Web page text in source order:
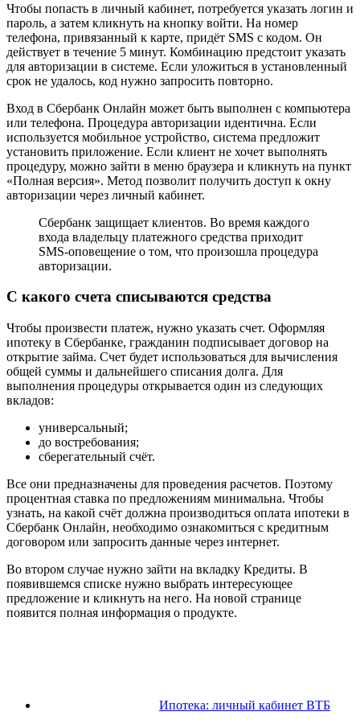
Чтобы попасть в личный кабинет, потребуется указать логин и
пароль, а затем кликнуть на кнопку войти. На номер
телефона, привязанный к карте, придёт SMS с кодом. Он
действует в течение 5 минут. Комбинацию предстоит указать
для авторизации в системе. Если уложиться в установленный
срок не удалось, код нужно запросить повторно.
Вход в Сбербанк Онлайн может быть выполнен с компьютера
или телефона. Процедура авторизации идентична. Если
используется мобильное устройство, система предложит
установить приложение. Если клиент не хочет выполнять
процедуру, можно зайти в меню браузера и кликнуть на пункт
«Полная версия». Метод позволит получить доступ к окну
авторизации через личный кабинет.
Сбербанк защищает клиентов. Во время каждого
входа владельцу платежного средства приходит
SMS-оповещение о том, что произошла процедура
авторизации.
С какого счета списываются средства
Чтобы произвести платеж, нужно указать счет. Оформляя
ипотеку в Сбербанке, гражданин подписывает договор на
открытие займа. Счет будет использоваться для вычисления
общей суммы и дальнейшего списания долга. Для
выполнения процедуры открывается один из следующих
вкладов:
универсальный;
до востребования;
сберегательный счёт.
Все они предназначены для проведения расчетов. Поэтому
процентная ставка по предложениям минимальна. Чтобы
узнать, на какой счёт должна производиться оплата ипотеки в
Сбербанк Онлайн, необходимо ознакомиться с кредитным
договором или запросить данные через интернет.
Во втором случае нужно зайти на вкладку Кредиты. В
появившемся списке нужно выбрать интересующее
предложение и кликнуть на него. На новой странице
появится полная информация о продукте.
Ипотека: личный кабинет ВТБ